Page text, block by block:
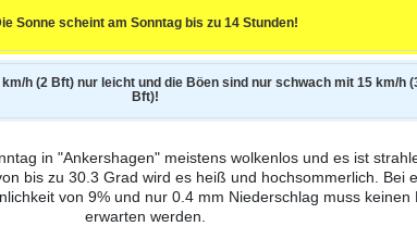
Sonne scheint am Sonntag bis zu 14 Stunden!
h (2 Bft) nur leicht und die Böen sind nur schwach mit 15 km/h
Bft)!
in "Ankershagen" meistens wolkenlos und es ist
bis zu 30.3 Grad wird es heiß und hochsommerlich. Bei
von 9% und nur 0.4 mm Niederschlag muss keinen
erwarten werden.